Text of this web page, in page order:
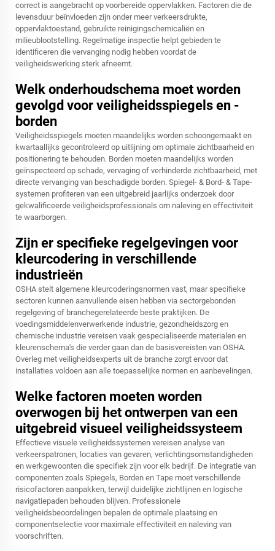
correct is aangebracht op voorbereide oppervlakken. Factoren die de
levensduur beïnvloeden zijn onder meer verkeersdrukte,
oppervlaktoestand, gebruikte reinigingschemicaliën en
milieublootstelling. Regelmatige inspectie helpt gebieden te
identificeren die vervanging nodig hebben voordat de
veiligheidswerking sterk afneemt.
Welk onderhoudschema moet worden
gevolgd voor veiligheidsspiegels en -
borden
Veiligheidsspiegels moeten maandelijks worden schoongemaakt en
kwartaallijks gecontroleerd op uitlijning om optimale zichtbaarheid en
positionering te behouden. Borden moeten maandelijks worden
geïnspecteerd op schade, vervaging of verhinderde zichtbaarheid, met
directe vervanging van beschadigde borden. Spiegel- & Bord- & Tape-
systemen profiteren van een uitgebreid jaarlijks onderzoek door
gekwalificeerde veiligheidsprofessionals om naleving en effectiviteit
te waarborgen.
Zijn er specifieke regelgevingen voor
kleurcodering in verschillende
industrieën
OSHA stelt algemene kleurcoderingsnormen vast, maar specifieke
sectoren kunnen aanvullende eisen hebben via sectorgebonden
regelgeving of branchegerelateerde beste praktijken. De
voedingsmiddelenverwerkende industrie, gezondheidszorg en
chemische industrie vereisen vaak gespecialiseerde materialen en
kleurenschema's die verder gaan dan de basisvereisten van OSHA.
Overleg met veiligheidsexperts uit de branche zorgt ervoor dat
installaties voldoen aan alle toepasselijke normen en aanbevelingen.
Welke factoren moeten worden
overwogen bij het ontwerpen van een
uitgebreid visueel veiligheidssysteem
Effectieve visuele veiligheidssystemen vereisen analyse van
verkeerspatronen, locaties van gevaren, verlichtingsomstandigheden
en werkgewoonten die specifiek zijn voor elk bedrijf. De integratie van
componenten zoals Spiegels, Borden en Tape moet verschillende
risicofactoren aanpakken, terwijl duidelijke zichtlijnen en logische
navigatiepaden behouden blijven. Professionele
veiligheidsbeoordelingen bepalen de optimale plaatsing en
componentselectie voor maximale effectiviteit en naleving van
voorschriften.